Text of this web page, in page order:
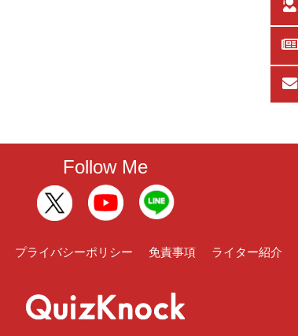
Follow Me
プライバシーポリシー 免責事項 ライター紹介